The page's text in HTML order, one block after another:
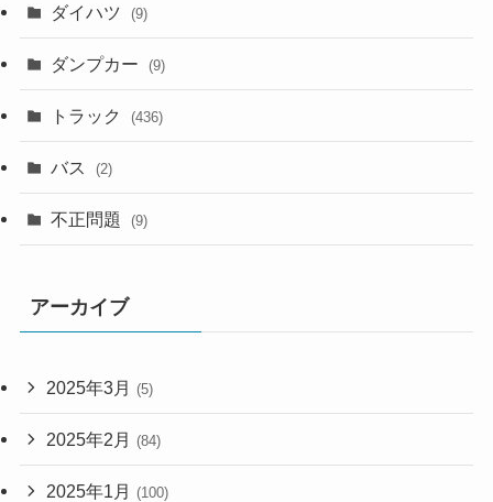
ダイハツ (9)
ダンプカー (9)
トラック (436)
バス (2)
不正問題 (9)
アーカイブ
2025年3月 (5)
2025年2月 (84)
2025年1月 (100)